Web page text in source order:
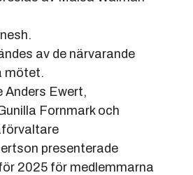
av de närvarande
mötet.
Ewert,
Fornmark och
presenterade
2025 för medlemmarna